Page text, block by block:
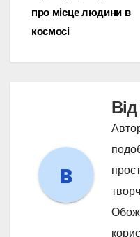
про місце людини в
космосі
Від